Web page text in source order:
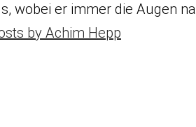
wobei er immer die Augen
by Achim Hepp